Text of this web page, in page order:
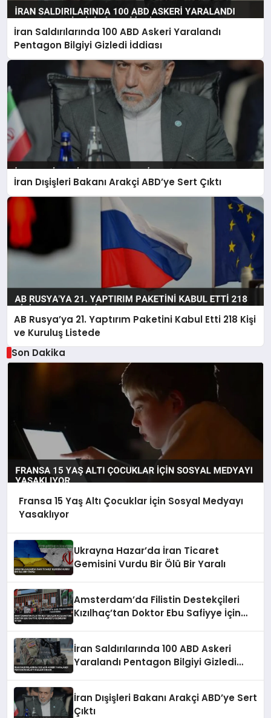
İran Saldırılarında 100 ABD Askeri Yaralandı
Pentagon Bilgiyi Gizledi İddiası
İran Dışişleri Bakanı Arakçi ABD’ye Sert Çıktı
AB Rusya’ya 21. Yaptırım Paketini Kabul Etti 218 Kişi
ve Kuruluş Listede
Son Dakika
Fransa 15 Yaş Altı Çocuklar İçin Sosyal Medyayı
Yasaklıyor
Ukrayna Hazar’da İran Ticaret
Gemisini Vurdu Bir Ölü Bir Yaralı
Amsterdam’da Filistin Destekçileri
Kızılhaç’tan Doktor Ebu Safiyye İçin
İran Saldırılarında 100 ABD Askeri
Yaralandı Pentagon Bilgiyi Gizledi
İran Dışişleri Bakanı Arakçi ABD’ye Sert
Çıktı